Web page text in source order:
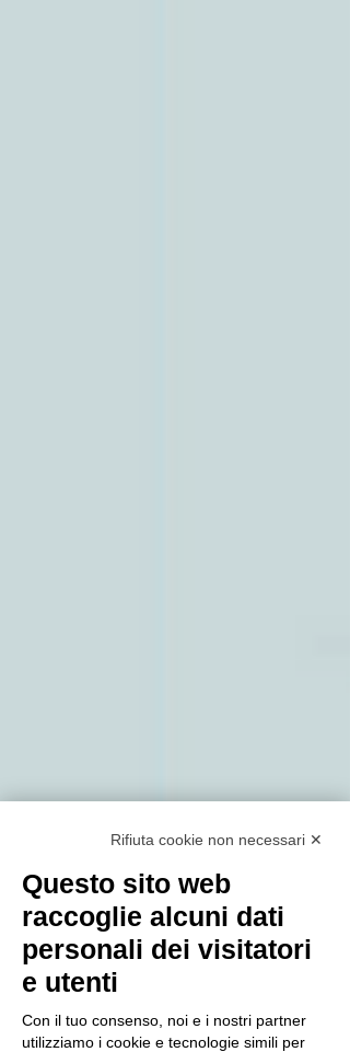
Rifiuta cookie non necessari ✕
Questo sito web
raccoglie alcuni dati
personali dei visitatori
e utenti
Con il tuo consenso, noi e i nostri partner
utilizziamo i cookie e tecnologie simili per